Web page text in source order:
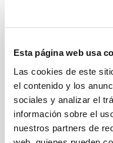
Esta página web usa
Las cookies de este
el contenido y los
sociales y analizar el
información sobre el
nuestros partners de